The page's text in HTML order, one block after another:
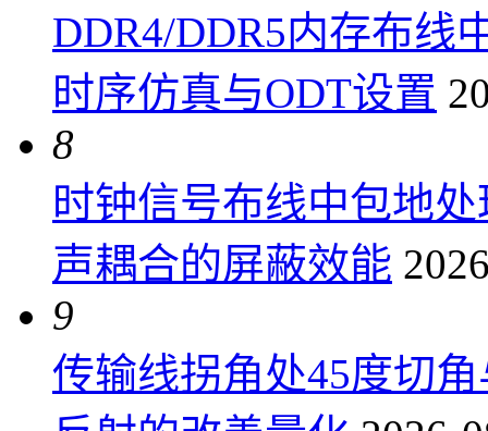
DDR4/DDR5内存布线
时序仿真与ODT设置
8
时钟信号布线中包地
声耦合的屏蔽效能
9
传输线拐角处45度切